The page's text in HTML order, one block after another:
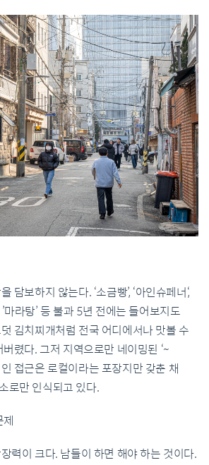
담보하지 않는다. ‘소금빵’, ‘아인슈페너‘,
’마라탕’ 등 불과 5년 전에는 들어보지도
김치찌개처럼 전국 어디에서나 맛볼 수
렸다. 그저 지역으로만 네이밍된 ‘~
접근은 로컬이라는 포장지만 갖춘 채
로만 인식되고 있다.
력이 크다. 남들이 하면 해야 하는 것이다.